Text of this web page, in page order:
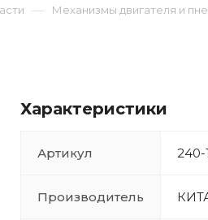
— Механизмы двигателя и
Характеристики
Артикул 240-
Производитель